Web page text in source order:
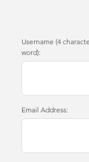
Username (4
word):
Email Address: